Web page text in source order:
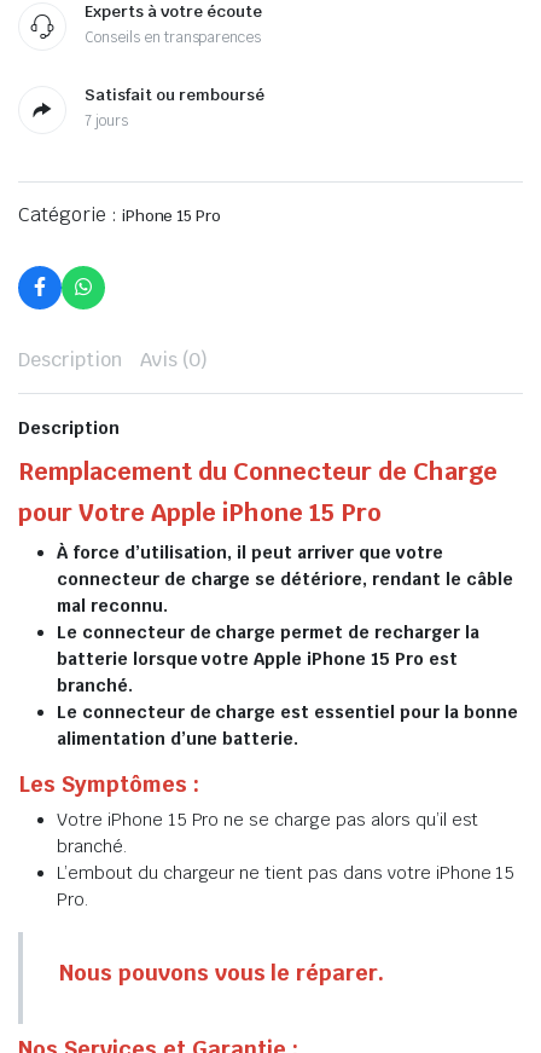
Experts à votre écoute
Conseils en transparences
Satisfait ou remboursé
7 jours
Catégorie : iPhone 15 Pro
Description Avis (0)
Description
Remplacement du Connecteur de Charge
pour Votre Apple iPhone 15 Pro
À force d’utilisation, il peut arriver que votre
connecteur de charge se détériore, rendant le câble
mal reconnu.
Le connecteur de charge permet de recharger la
batterie lorsque votre Apple iPhone 15 Pro est
branché.
Le connecteur de charge est essentiel pour la bonne
alimentation d’une batterie.
Les Symptômes :
Votre iPhone 15 Pro ne se charge pas alors qu’il est
branché.
L’embout du chargeur ne tient pas dans votre iPhone 15
Pro.
Nous pouvons vous le réparer.